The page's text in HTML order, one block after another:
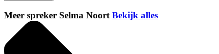
Meer spreker Selma Noort Bekijk alles